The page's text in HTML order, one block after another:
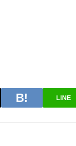
LINE